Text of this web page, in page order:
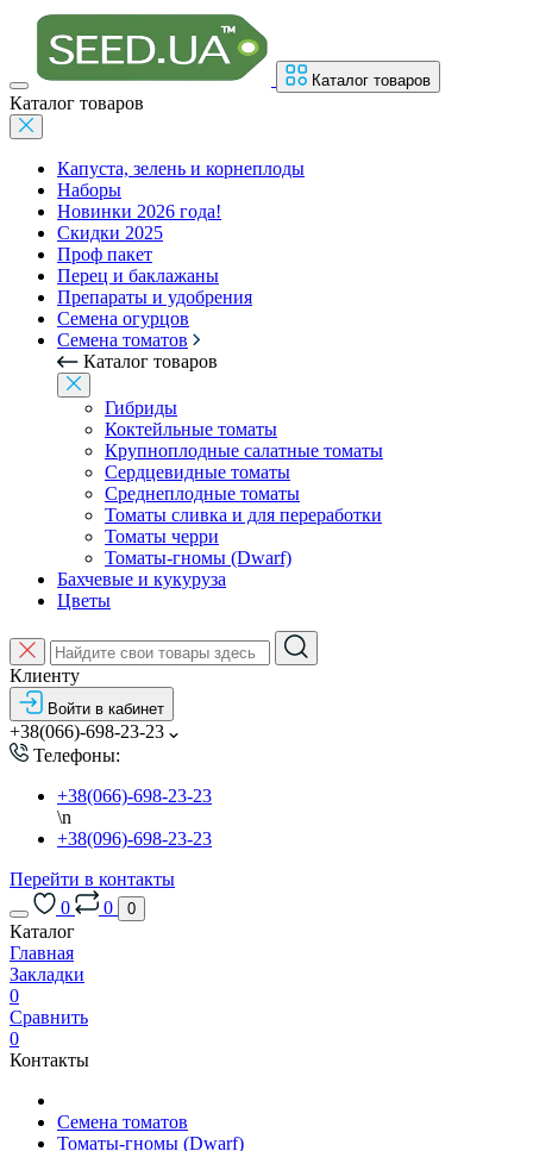
Каталог товаров
Каталог товаров
Капуста, зелень и корнеплоды
Наборы
Новинки 2026 года!
Скидки 2025
Проф пакет
Перец и баклажаны
Препараты и удобрения
Семена огурцов
Семена томатов
Каталог товаров
Гибриды
Коктейльные томаты
Крупноплодные салатные томаты
Сердцевидные томаты
Среднеплодные томаты
Томаты сливка и для переработки
Томаты черри
Томаты-гномы (Dwarf)
Бахчевые и кукуруза
Цветы
Клиенту
Войти в кабинет
+38(066)-698-23-23
Телефоны:
+38(066)-698-23-23
\n
+38(096)-698-23-23
Перейти в контакты
0
0 0
Каталог
Главная
Закладки
0
Сравнить
0
Контакты
Семена томатов
Томаты-гномы (Dwarf)